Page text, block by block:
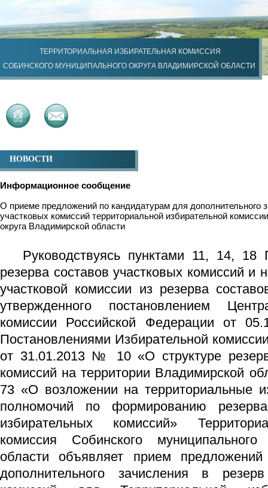
ТЕРРИТОРИАЛЬНАЯ ИЗБИРАТЕЛЬНАЯ КОМИССИЯ
СОБИНСКОГО МУНИЦИПАЛЬНОГО ОКРУГА ВЛАДИМИРСКОЙ ОБЛАСТИ
НОВОСТИ
Информационное сообщение
О приеме предложений по кандидатурам для дополнительного
участковых комиссий территориальной избирательной
округа Владимирской области
Руководствуясь пунктами 11, 14,
резерва составов участковых комиссий и
участковой комиссии из резерва
утвержденного постановлением
комиссии Российской Федерации от
Постановлениями Избирательной
от 31.01.2013 № 10 «О структуре
комиссий на территории Владимирской
73 «О возложении на территориальные
полномочий по формированию
избирательных комиссий»
комиссия Собинского
области объявляет прием
дополнительного зачисления в